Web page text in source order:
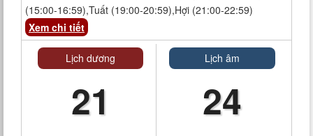
(15:00-16:59),Tuất (19:00-20:59),Hợi (21:00-22:59)
Xem chi tiết
Lịch dương
21
Lịch âm
24